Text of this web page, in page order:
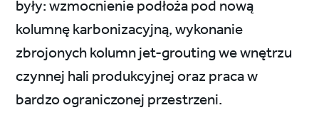
były: wzmocnienie podłoża pod nową
kolumnę karbonizacyjną, wykonanie
zbrojonych kolumn jet-grouting we wnętrzu
czynnej hali produkcyjnej oraz praca w
bardzo ograniczonej przestrzeni.